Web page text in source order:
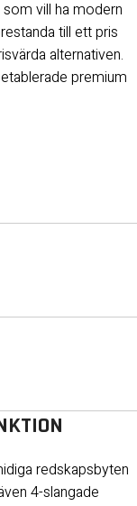
vill ha modern
till ett pris
alternativen.
premium
redskapsbyten
4-slangade